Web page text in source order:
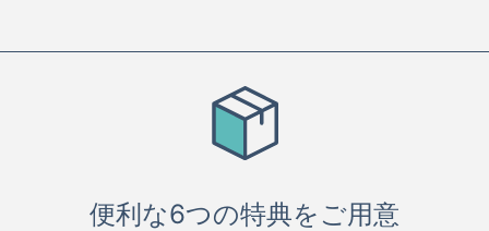
便利な6つの特典をご用意